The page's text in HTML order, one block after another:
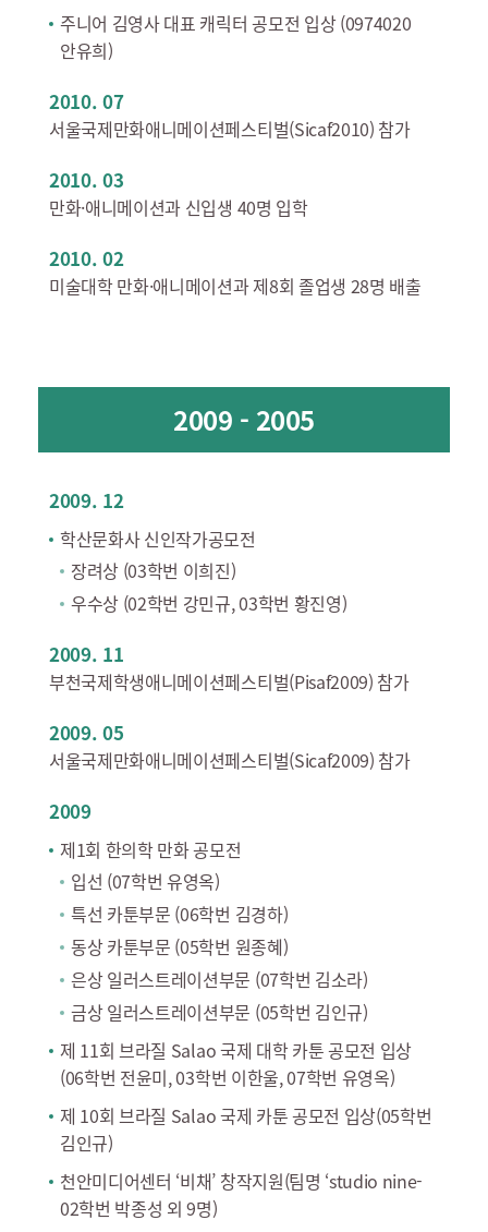
주니어 김영사 대표 캐릭터 공모전 입상 (0974020
안유희)
2010. 07
서울국제만화애니메이션페스티벌(Sicaf2010) 참가
2010. 03
만화·애니메이션과 신입생 40명 입학
2010. 02
미술대학 만화·애니메이션과 제8회 졸업생 28명 배출
2009 - 2005
2009. 12
학산문화사 신인작가공모전
장려상 (03학번 이희진)
우수상 (02학번 강민규, 03학번 황진영)
2009. 11
부천국제학생애니메이션페스티벌(Pisaf2009) 참가
2009. 05
서울국제만화애니메이션페스티벌(Sicaf2009) 참가
2009
제1회 한의학 만화 공모전
입선 (07학번 유영옥)
특선 카툰부문 (06학번 김경하)
동상 카툰부문 (05학번 원종혜)
은상 일러스트레이션부문 (07학번 김소라)
금상 일러스트레이션부문 (05학번 김인규)
제 11회 브라질 Salao 국제 대학 카툰 공모전 입상
(06학번 전윤미, 03학번 이한울, 07학번 유영옥)
제 10회 브라질 Salao 국제 카툰 공모전 입상(05학번
김인규)
천안미디어센터 ‘비채’ 창작지원(팀명 ‘studio nine-
02학번 박종성 외 9명)